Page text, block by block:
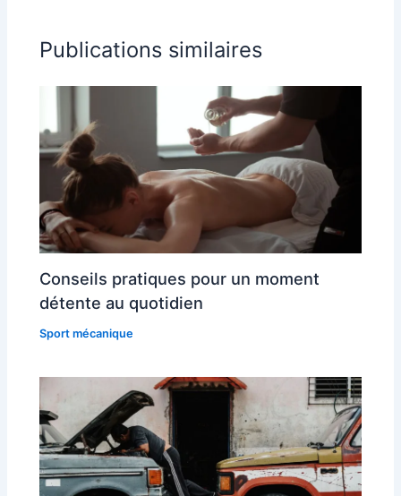
Publications similaires
Conseils pratiques pour un moment
détente au quotidien
Sport mécanique